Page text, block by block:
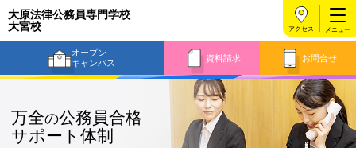
大原法律公務員専門学校
大宮校
オープン
キャンパス
資料請求 お問合せ
アクセス
万全の公務員合格
サポート体制